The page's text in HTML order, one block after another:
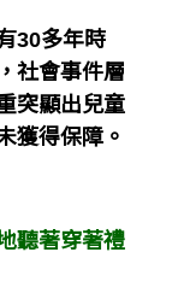
30多年時
社會事件層
突顯出兒童
獲得保障。
聽著穿著禮